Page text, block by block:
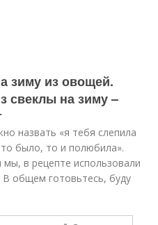
зиму из овощей.
свеклы на зиму –
назвать «я тебя слепила
было, то и полюбила».
в рецепте использовали
общем готовьтесь, буду